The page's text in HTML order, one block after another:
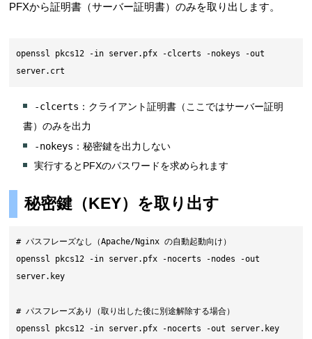
PFXから証明書（サーバー証明書）のみを取り出します。
openssl pkcs12 -in server.pfx -clcerts -nokeys -out
server.crt
-clcerts ：クライアント証明書（ここではサーバー証明
書）のみを出力
-nokeys ：秘密鍵を出力しない
実行するとPFXのパスワードを求められます
秘密鍵（KEY）を取り出す
# パスフレーズなし（Apache/Nginx の自動起動向け）
openssl pkcs12 -in server.pfx -nocerts -nodes -out
server.key
# パスフレーズあり（取り出した後に別途解除する場合）
openssl pkcs12 -in server.pfx -nocerts -out server.key